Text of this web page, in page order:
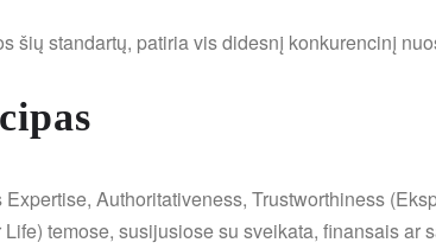
šių standartų, patiria vis didesnį konkurencinį
Authoritativeness, Trustworthiness
temose, susijusiose su sveikata, finansais ar